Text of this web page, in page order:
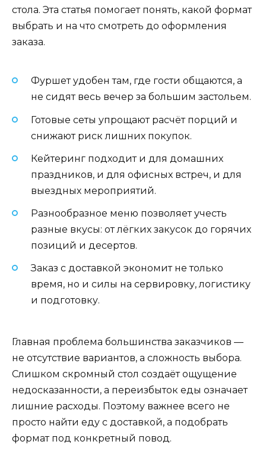
стола. Эта статья помогает понять, какой формат
выбрать и на что смотреть до оформления
заказа.
Фуршет удобен там, где гости общаются, а
не сидят весь вечер за большим застольем.
Готовые сеты упрощают расчёт порций и
снижают риск лишних покупок.
Кейтеринг подходит и для домашних
праздников, и для офисных встреч, и для
выездных мероприятий.
Разнообразное меню позволяет учесть
разные вкусы: от лёгких закусок до горячих
позиций и десертов.
Заказ с доставкой экономит не только
время, но и силы на сервировку, логистику
и подготовку.
Главная проблема большинства заказчиков —
не отсутствие вариантов, а сложность выбора.
Слишком скромный стол создаёт ощущение
недосказанности, а переизбыток еды означает
лишние расходы. Поэтому важнее всего не
просто найти еду с доставкой, а подобрать
формат под конкретный повод.